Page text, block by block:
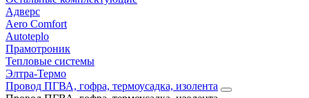
Адверс
Aero Comfort
Autoteplo
Прамотроник
Тепловые системы
Элтра-Термо
Провод ПГВА, гофра, термоусадка, изолента